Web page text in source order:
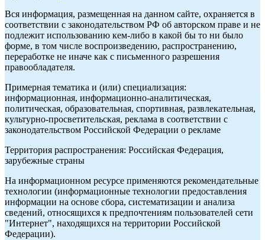
Вся информация, размещенная на данном сайте, охраняется в
соответствии с законодательством РФ об авторском праве и не
подлежит использованию кем-либо в какой бы то ни было
форме, в том числе воспроизведению, распространению,
переработке не иначе как с письменного разрешения
правообладателя.
Примерная тематика и (или) специализация:
информационная, информационно-аналитическая,
политическая, образовательная, спортивная, развлекательная,
культурно-просветительская, реклама в соответствии с
законодательством Российской Федерации о рекламе
Территория распространения: Российская Федерация,
зарубежные страны
На информационном ресурсе применяются рекомендательные
технологии (информационные технологии предоставления
информации на основе сбора, систематизации и анализа
сведений, относящихся к предпочтениям пользователей сети
"Интернет", находящихся на территории Российской
Федерации).